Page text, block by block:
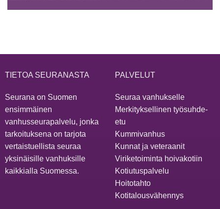
TIETOA SEURANASTA
Seurana on Suomen
ensimmäinen
vanhusseurapalvelu, jonka
tarkoituksena on tarjota
vertaistuellista seuraa
yksinäisille vanhuksille
kaikkialla Suomessa.
PALVELUT
Seuraa vanhukselle
Merkityksellinen työsuhde-
etu
Kummivanhus
Kunnat ja veteraanit
Viriketoiminta hoivakotiin
Kotiutuspalvelu
Hoitotahto
Kotitalousvähennys